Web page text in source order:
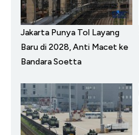
Jakarta Punya Tol Layang
Baru di 2028, Anti Macet ke
Bandara Soetta